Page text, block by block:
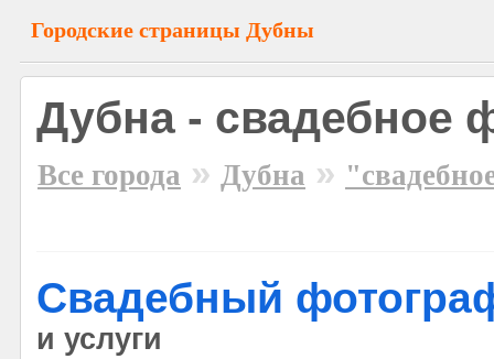
Городские страницы Дубны
Дубна - свадебное
Все города » Дубна »
Свадебный
и услуги